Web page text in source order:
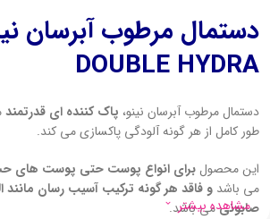
دستمال مرطوب آبرسان
DOUBLE HYDRA
دستمال مرطوب آبرسان نینو، پاک کننده ای قدرتمند
طور کامل از هر گونه آلودگی پاکسازی می کند.
این محصول برای انواع پوست حتی پوست های
می باشد و فاقد هر گونه ترکیب آسیب رسان مانند
صابونیمی باشد.
مشاهده بیشتر